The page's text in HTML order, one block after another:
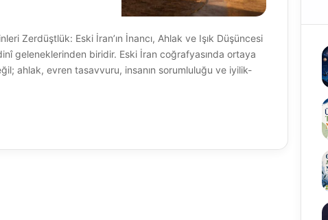
Zerdüştlük: Eski İran’ın İnancı, Ahlak ve Işık Düşüncesi
geleneklerinden biridir. Eski İran coğrafyasında ortaya
ahlak, evren tasavvuru, insanın sorumluluğu ve iyilik-